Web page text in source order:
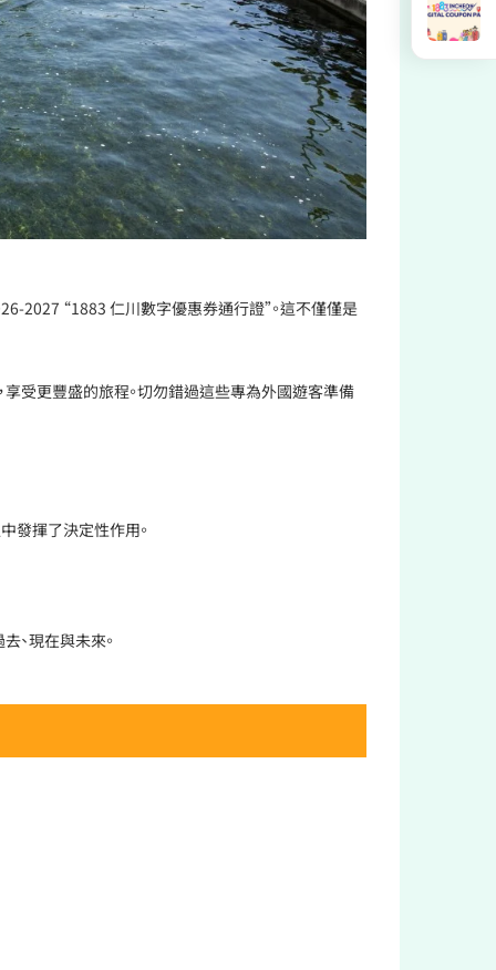
2027 “1883 仁川數字優惠券通行證”。這不僅僅是
受更豐盛的旅程。切勿錯過這些專為外國遊客準備
發揮了決定性作用。
、現在與未來。